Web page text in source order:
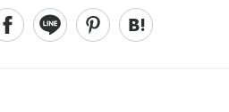
その他
映画・ドラマ